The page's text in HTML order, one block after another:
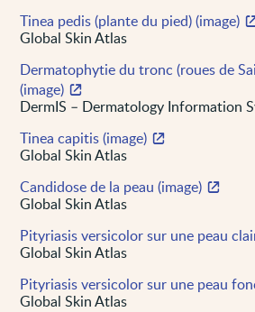
Tinea pedis (plante du pied) (image)
Global Skin Atlas
Dermatophytie du tronc (roues de
(image)
DermIS – Dermatology Information
Tinea capitis (image)
Global Skin Atlas
Candidose de la peau (image)
Global Skin Atlas
Pityriasis versicolor sur une peau
Global Skin Atlas
Pityriasis versicolor sur une peau
Global Skin Atlas